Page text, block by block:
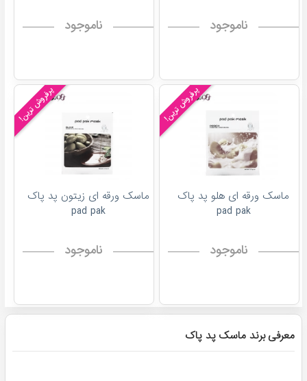
ناموجود ناموجود
پرفروش ترین!
ماسک ورقه ای هلو پد پاک
pad pak
ناموجود
پرفروش ترین!
ماسک ورقه ای زیتون پد پاک
pad pak
ناموجود
معرفی برند ماسک پد پاک